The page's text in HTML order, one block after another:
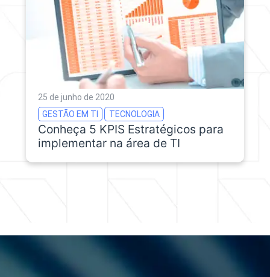
25 de junho de 2020
GESTÃO EM TI
TECNOLOGIA
Conheça 5 KPIS Estratégicos para
implementar na área de TI